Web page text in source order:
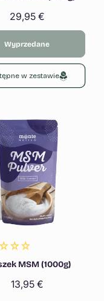
Cena
regularna
29,95 €
Wyprzedane
w zestawie
MSM (1000g)
Cena
13,95 €